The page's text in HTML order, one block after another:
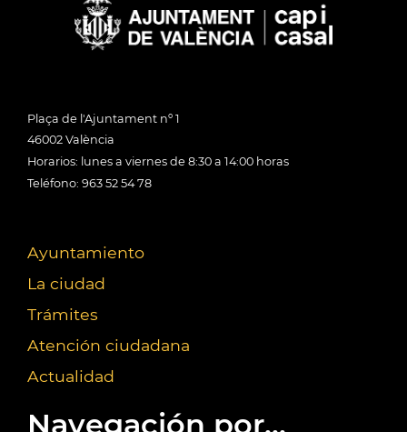
Plaça de l'Ajuntament nº 1
46002 València
Horarios: lunes a viernes de 8:30 a 14:00 horas
Teléfono: 963 52 54 78
Ayuntamiento
La ciudad
Trámites
Atención ciudadana
Actualidad
Navegación por...